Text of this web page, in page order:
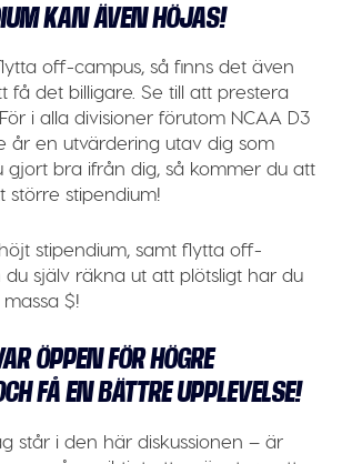
KAN ÄVEN HÖJAS!
off-campus, så finns det även
få det billigare. Se till att prestera
i alla divisioner förutom NCAA D3
år en utvärdering utav dig som
gjort bra ifrån dig, så kommer du att
större stipendium!
stipendium, samt flytta off-
du själv räkna ut att plötsligt har du
$!
ÖPPEN FÖR HÖGRE
FÅ EN BÄTTRE UPPLEVELSE!
står i den här diskussionen – är